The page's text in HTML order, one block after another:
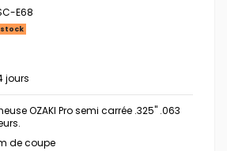
E68
jours
OZAKI Pro semi carrée .325" .063
de coupe